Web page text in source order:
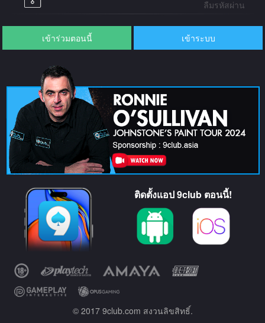
ลืมรหัสผ่าน
เข้าร่วมตอนนี้ เข้าระบบ
ติดตั้งแอป 9club ตอนนี้!
© 2017 9club.com สงวนลิขสิทธิ์.